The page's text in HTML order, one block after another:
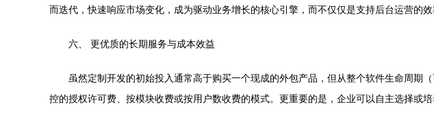
而迭代，快速响应市场变化，成为驱动业务增长的核心引擎，而不仅仅是支持后台运营的效
六、 更优质的长期服务与成本效益
虽然定制开发的初始投入通常高于购买一个现成的外包产品，但从整个软件生命周
控的授权许可费、按模块收费或按用户数收费的模式。更重要的是，企业可以自主选择或